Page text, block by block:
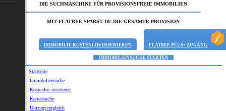
DIE SUCHMASCHINE FÜR PROVISIONSFREIE IMMOBILIEN
MIT FLATBEE SPARST DU DIE GESAMTE PROVISION
IMMOBILIE KOSTENLOS INSERIEREN FLATBEE PLUS+ ZUGANG
IMMOBILIENSUCHE STARTEN
Startseite
Immobiliensuche
Kostenlos inserieren
Kartensuche
Umzugsvergleich